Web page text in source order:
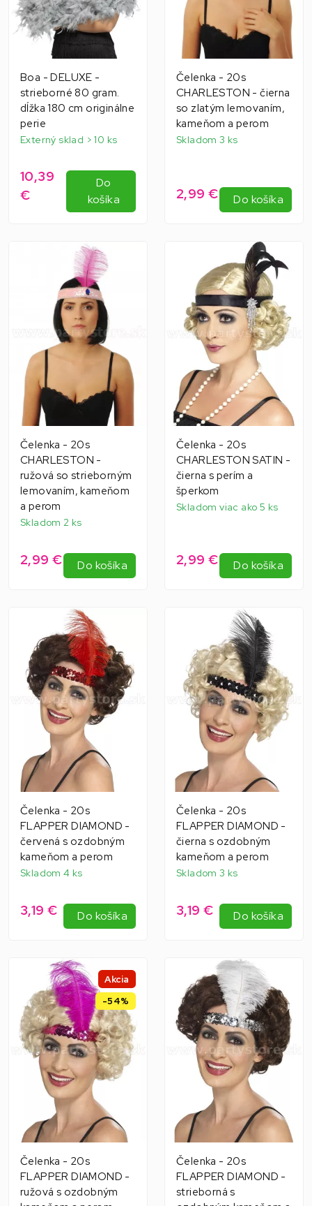
Boa - DELUXE -
strieborné 80 gram.
dĺžka 180 cm originálne
perie
Externý sklad > 10 ks
10,39
€
Do
košíka
Čelenka - 20s
CHARLESTON - čierna
so zlatým lemovaním,
kameňom a perom
Skladom 3 ks
2,99 € Do košíka
Čelenka - 20s
CHARLESTON -
ružová so strieborným
lemovaním, kameňom
a perom
Skladom 2 ks
2,99 € Do košíka
Čelenka - 20s
CHARLESTON SATIN -
čierna s perím a
šperkom
Skladom viac ako 5 ks
2,99 € Do košíka
Čelenka - 20s
FLAPPER DIAMOND -
červená s ozdobným
kameňom a perom
Skladom 4 ks
3,19 € Do košíka
Čelenka - 20s
FLAPPER DIAMOND -
čierna s ozdobným
kameňom a perom
Skladom 3 ks
3,19 € Do košíka
Akcia
-54%
Čelenka - 20s
FLAPPER DIAMOND -
ružová s ozdobným
Čelenka - 20s
FLAPPER DIAMOND -
strieborná s